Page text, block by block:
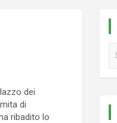
dei
di
ribadito lo